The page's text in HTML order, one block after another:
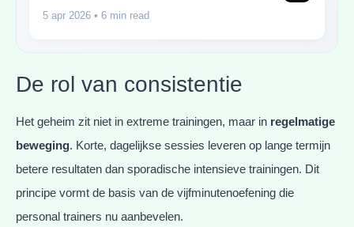
5 apr 2026 • 6 min read
De rol van consistentie
Het geheim zit niet in extreme trainingen, maar in regelmatige
beweging. Korte, dagelijkse sessies leveren op lange termijn
betere resultaten dan sporadische intensieve trainingen. Dit
principe vormt de basis van de vijfminutenoefening die
personal trainers nu aanbevelen.